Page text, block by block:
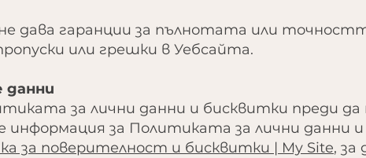
дава гаранции за пълнотата или
или грешки в Уебсайта.
данни
за лични данни и бисквитки преди
информация за Политиката за лични данни
за поверителност и бисквитки | My Site, за